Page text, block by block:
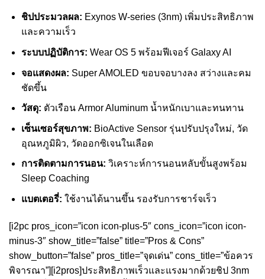
ชิปประมวลผล: Exynos W-series (3nm) เพิ่มประสิทธิภาพ
และความเร็ว
ระบบปฏิบัติการ: Wear OS 5 พร้อมฟีเจอร์ Galaxy AI
จอแสดงผล: Super AMOLED ขอบจอบางลง สว่างและคม
ชัดขึ้น
วัสดุ: ตัวเรือน Armor Aluminum น้ำหนักเบาและทนทาน
เซ็นเซอร์สุขภาพ: BioActive Sensor รุ่นปรับปรุงใหม่, วัด
อุณหภูมิผิว, วัดออกซิเจนในเลือด
การติดตามการนอน: วิเคราะห์การนอนหลับขั้นสูงพร้อม
Sleep Coaching
แบตเตอรี่: ใช้งานได้นานขึ้น รองรับการชาร์จเร็ว
[i2pc pros_icon=”icon icon-plus-5″ cons_icon=”icon icon-
minus-3″ show_title=”false” title=”Pros & Cons”
show_button=”false” pros_title=”จุดเด่น” cons_title=”ข้อควร
พิจารณา”][i2pros]ประสิทธิภาพเร็วและแรงมากด้วยชิป 3nm